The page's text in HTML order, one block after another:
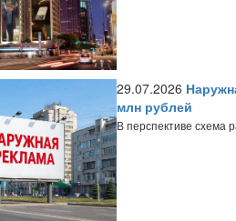
29.07.2026
млн рублей
В перспективе схема